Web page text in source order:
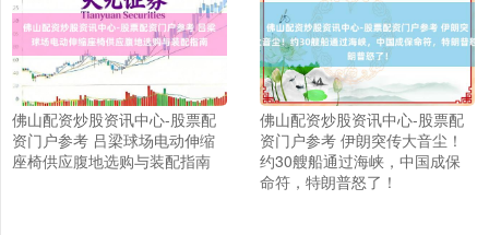
佛山配资炒股资讯中心-股票配
资门户参考 吕梁球场电动伸缩
座椅供应腹地选购与装配指南
佛山配资炒股资讯中心-股票配
资门户参考 伊朗突传大音尘！
约30艘船通过海峡，中国成保
命符，特朗普怒了！